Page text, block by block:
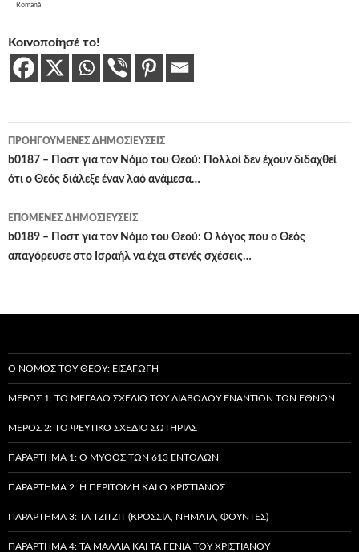
Română
Κοινοποίησέ το!
Πλοήγηση
άρθρων
ΠΡΟΗΓΟΎΜΕΝΕΣ ΔΗΜΟΣΙΕΎΣΕΙΣ
b0187 – Ποστ για τον Νόμο του Θεού: Πολλοί δεν έχουν διδαχθεί
ότι ο Θεός διάλεξε έναν λαό ανάμεσα…
ΕΠΌΜΕΝΕΣ ΔΗΜΟΣΙΕΎΣΕΙΣ
b0189 – Ποστ για τον Νόμο του Θεού: Ο λόγος που ο Θεός
απαγόρευσε στο Ισραήλ να έχει στενές σχέσεις…
Ο ΝΌΜΟΣ ΤΟΥ ΘΕΟΎ: ΕΙΣΑΓΩΓΉ
ΜΈΡΟΣ 1: ΤΟ ΜΕΓΆΛΟ ΣΧΈΔΙΟ ΤΟΥ ΔΙΑΒΌΛΟΥ ΕΝΑΝΤΊΟΝ ΤΩΝ ΕΘΝΏΝ
ΜΈΡΟΣ 2: ΤΟ ΨΕΎΤΙΚΟ ΣΧΈΔΙΟ ΣΩΤΗΡΊΑΣ
ΠΑΡΆΡΤΗΜΑ 1: Ο ΜΎΘΟΣ ΤΩΝ 613 ΕΝΤΟΛΏΝ
ΠΑΡΆΡΤΗΜΑ 2: Η ΠΕΡΙΤΟΜΉ ΚΑΙ Ο ΧΡΙΣΤΙΑΝΌΣ
ΠΑΡΆΡΤΗΜΑ 3: ΤΑ TZITZIT (ΚΡΌΣΣΙΑ, ΝΉΜΑΤΑ, ΦΟΎΝΤΕΣ)
ΠΑΡΆΡΤΗΜΑ 4: ΤΑ ΜΑΛΛΙΆ ΚΑΙ ΤΑ ΓΈΝΙΑ ΤΟΥ ΧΡΙΣΤΙΑΝΟΎ